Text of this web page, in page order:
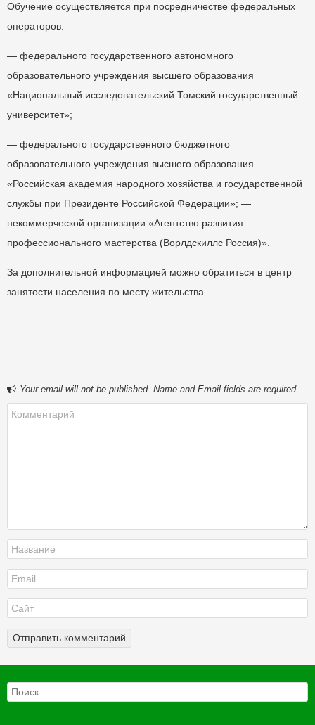
Обучение осуществляется при посредничестве федеральных
операторов:
— федерального государственного автономного
образовательного учреждения высшего образования
«Национальный исследовательский Томский государственный
университет»;
— федерального государственного бюджетного
образовательного учреждения высшего образования
«Российская академия народного хозяйства и государственной
службы при Президенте Российской Федерации»; —
некоммерческой организации «Агентство развития
профессионального мастерства (Ворлдскиллс Россия)».
За дополнительной информацией можно обратиться в центр
занятости населения по месту жительства.
Your email will not be published. Name and Email fields are required.
Поиск